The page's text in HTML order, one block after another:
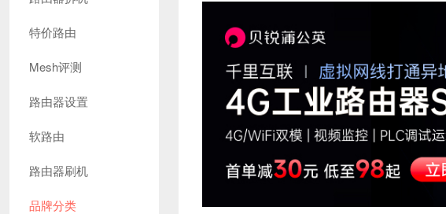
特价路由
Mesh评测
路由器设置
软路由
路由器刷机
品牌分类